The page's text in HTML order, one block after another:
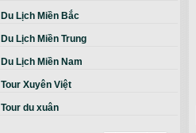
Du Lịch Miền Bắc
Du Lịch Miền Trung
Du Lịch Miền Nam
Tour Xuyên Việt
Tour du xuân